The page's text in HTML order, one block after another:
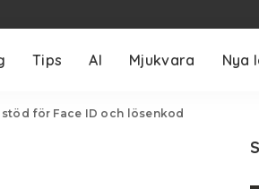
Tips AI Mjukvara Nya
för Face ID och lösenkod